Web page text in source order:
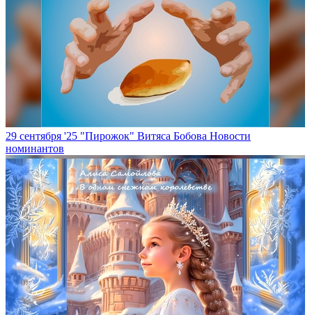
29 сентября '25 "Пирожок" Витяса Бобова Новости
номинантов